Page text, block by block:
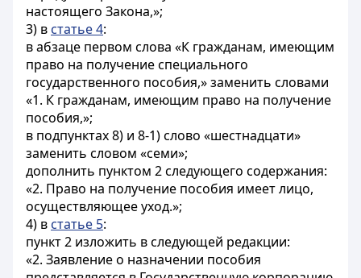
настоящего Закона,»;
3) в статье 4:
в абзаце первом слова «К гражданам, имеющим
право на получение специального
государственного пособия,» заменить словами
«1. К гражданам, имеющим право на получение
пособия,»;
в подпунктах 8) и 8-1) слово «шестнадцати»
заменить словом «семи»;
дополнить пунктом 2 следующего содержания:
«2. Право на получение пособия имеет лицо,
осуществляющее уход.»;
4) в статье 5:
пункт 2 изложить в следующей редакции:
«2. Заявление о назначении пособия